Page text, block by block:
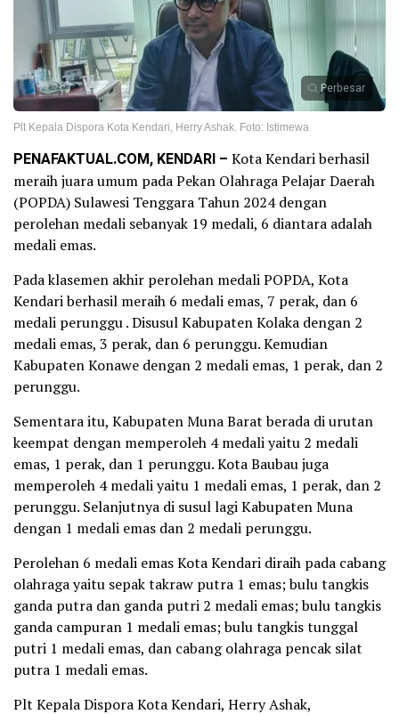
Perbesar
Plt Kepala Dispora Kota Kendari, Herry Ashak. Foto: Istimewa
PENAFAKTUAL.COM, KENDARI – Kota Kendari berhasil
meraih juara umum pada Pekan Olahraga Pelajar Daerah
(POPDA) Sulawesi Tenggara Tahun 2024 dengan
perolehan medali sebanyak 19 medali, 6 diantara adalah
medali emas.
Pada klasemen akhir perolehan medali POPDA, Kota
Kendari berhasil meraih 6 medali emas, 7 perak, dan 6
medali perunggu . Disusul Kabupaten Kolaka dengan 2
medali emas, 3 perak, dan 6 perunggu. Kemudian
Kabupaten Konawe dengan 2 medali emas, 1 perak, dan 2
perunggu.
Sementara itu, Kabupaten Muna Barat berada di urutan
keempat dengan memperoleh 4 medali yaitu 2 medali
emas, 1 perak, dan 1 perunggu. Kota Baubau juga
memperoleh 4 medali yaitu 1 medali emas, 1 perak, dan 2
perunggu. Selanjutnya di susul lagi Kabupaten Muna
dengan 1 medali emas dan 2 medali perunggu.
Perolehan 6 medali emas Kota Kendari diraih pada cabang
olahraga yaitu sepak takraw putra 1 emas; bulu tangkis
ganda putra dan ganda putri 2 medali emas; bulu tangkis
ganda campuran 1 medali emas; bulu tangkis tunggal
putri 1 medali emas, dan cabang olahraga pencak silat
putra 1 medali emas.
Plt Kepala Dispora Kota Kendari, Herry Ashak,